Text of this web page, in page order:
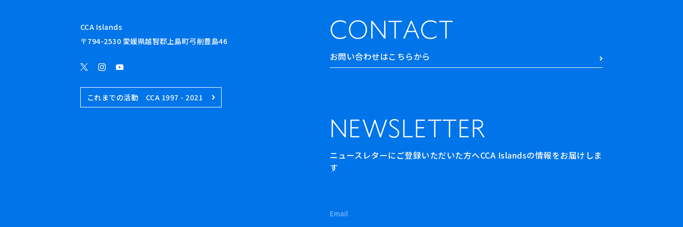
CONTACT
お問い合わせはこちらから
NEWSLETTER
ニュースレターにご登録いただいた方へCCA Islandsの情報をお届けしま
す
CCA Islands
〒794-2530 愛媛県越智郡上島町弓削豊島46
これまでの活動 CCA 1997 - 2021